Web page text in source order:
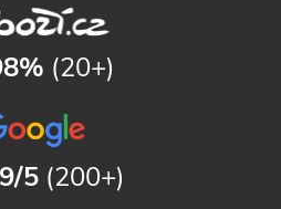
(20+)
5 (200+)